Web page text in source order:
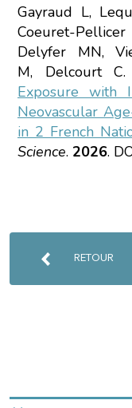
Gayraud L,
Coeuret-Pellicer
Delyfer MN,
M, Delcourt C.
Exposure with
Neovascular
in 2 French
Science. 2026.
RETOUR